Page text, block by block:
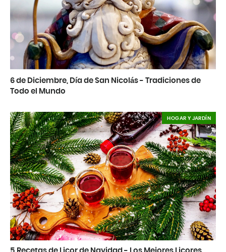
6 de Diciembre, Día de San Nicolás - Tradiciones de
Todo el Mundo
HOGAR Y JARDÍN